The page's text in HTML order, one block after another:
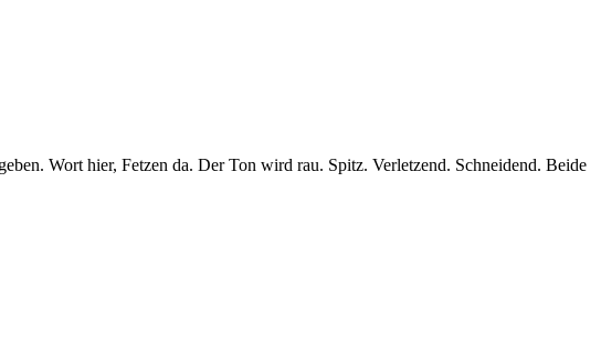
Wort hier, Fetzen da. Der Ton wird rau. Spitz. Verletzend. Schneidend. Beide